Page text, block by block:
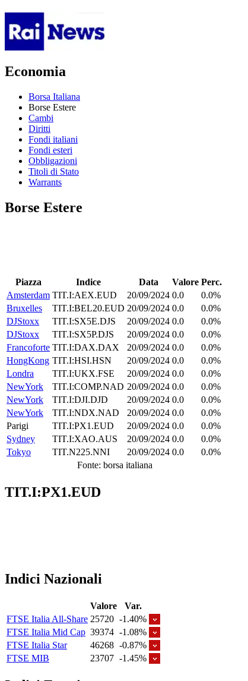
Economia
Borsa Italiana
Borse Estere
Cambi
Diritti
Fondi italiani
Fondi esteri
Obbligazioni
Titoli di Stato
Warrants
Borse Estere
Piazza Indice Data Valore Perc.
Amsterdam TIT.I:AEX.EUD 20/09/2024 0.0
0.0%
Bruxelles
TIT.I:BEL20.EUD 20/09/2024 0.0
0.0%
DJStoxx
TIT.I:SX5E.DJS 20/09/2024 0.0
0.0%
DJStoxx
TIT.I:SX5P.DJS 20/09/2024 0.0
0.0%
Francoforte TIT.I:DAX.DAX 20/09/2024 0.0
0.0%
HongKong TIT.I:HSI.HSN 20/09/2024 0.0
0.0%
Londra
TIT.I:UKX.FSE 20/09/2024 0.0
0.0%
NewYork
TIT.I:COMP.NAD 20/09/2024 0.0
0.0%
NewYork
TIT.I:DJI.DJD 20/09/2024 0.0
0.0%
NewYork
TIT.I:NDX.NAD 20/09/2024 0.0
0.0%
Parigi
TIT.I:PX1.EUD 20/09/2024 0.0
0.0%
Sydney
TIT.I:XAO.AUS 20/09/2024 0.0
0.0%
Tokyo
TIT.N225.NNI 20/09/2024 0.0
0.0%
Fonte: borsa italiana
TIT.I:PX1.EUD
Indici Nazionali
Valore
Var.
FTSE Italia All-Share 25720 -1.40%
FTSE Italia Mid Cap 39374 -1.08%
FTSE Italia Star
46268 -0.87%
FTSE MIB
23707 -1.45%